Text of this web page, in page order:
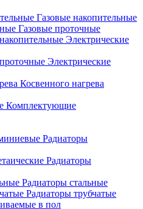
Газовые накопительные
Газовые проточные
Электрические
Электрические
Косвенного нагрева
Комплектующие
Радиаторы
Радиаторы
Радиаторы стальные
Радиаторы трубчатые
в пол